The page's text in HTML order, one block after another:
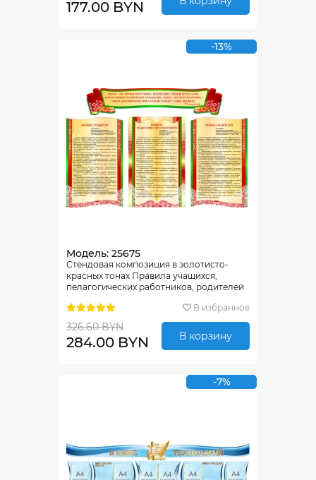
177.00 BYN
-13%
Модель: 25675
Стендовая композиция в золотисто-
красных тонах Правила учащихся,
пелагогических работников, родителей
В избранное
326.60 BYN
284.00 BYN В корзину
-7%